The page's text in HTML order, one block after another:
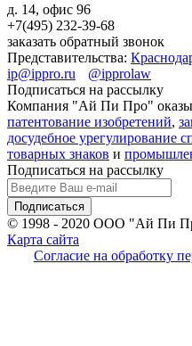
д. 14, офис 96
+7(495) 232-39-68
заказать обратный звонок
Представительства:
ip@ippro.ru
@ipprolaw
Подписаться на рассылку
Компания "Ай Пи Про"
патентование изобретений,
досудебное урегулирование
товарных знаков и
Подписаться на рассылку
© 1998 - 2020 ООО "Ай Пи
Карта сайта
Согласие на обработку